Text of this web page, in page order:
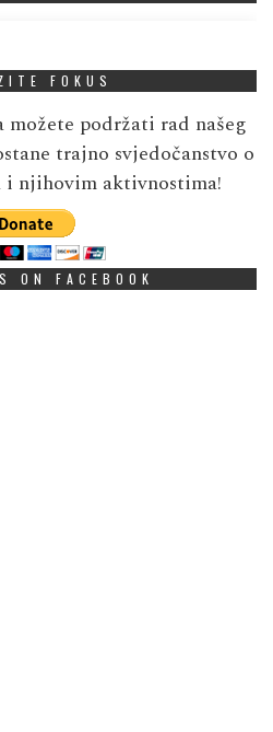
FOKUS
možete podržati rad našeg
trajno svjedočanstvo o
i njihovim aktivnostima!
ON FACEBOOK